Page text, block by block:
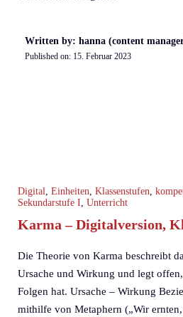
Written by: hanna (content
Published on: 15. Februar 2023
Digital Einheiten Klassenstufen
Sekundarstufe I Unterricht
Karma – Digitalversion,
Die Theorie von Karma beschreibt
Ursache und Wirkung und legt
Folgen hat. Ursache – Wirkung
mithilfe von Metaphern („Wir